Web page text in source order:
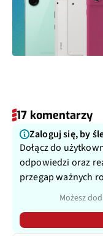
17 komentarzy
Zaloguj się, by
Dołącz do
odpowiedzi oraz
przegap ważnych
Możesz